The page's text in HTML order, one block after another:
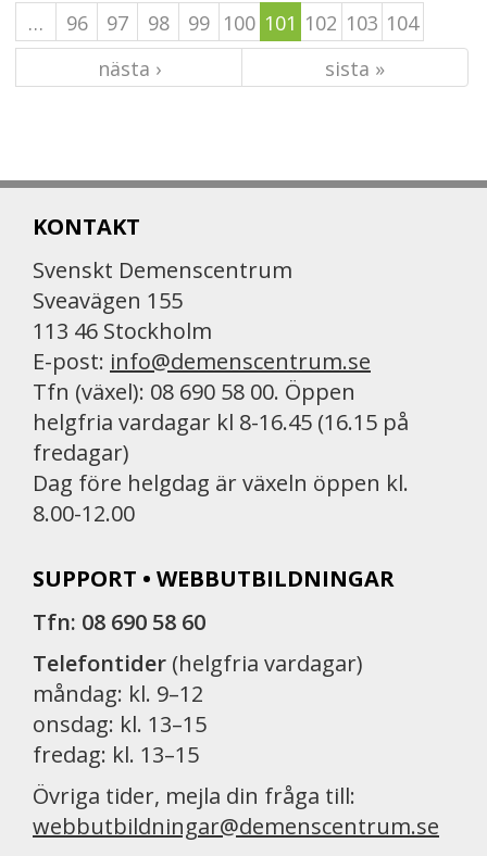
…
96 97 98 99 100 101 102 103 104
nästa ›
sista »
KONTAKT
Svenskt Demenscentrum
Sveavägen 155
113 46 Stockholm
E-post: info@demenscentrum.se
Tfn (växel): 08 690 58 00. Öppen
helgfria vardagar kl 8-16.45 (16.15 på
fredagar)
Dag före helgdag är växeln öppen kl.
8.00-12.00
SUPPORT • WEBBUTBILDNINGAR
Tfn: 08 690 58 60
Telefontider (helgfria vardagar)
måndag: kl. 9–12
onsdag: kl. 13–15
fredag: kl. 13–15
Övriga tider, mejla din fråga till:
webbutbildningar@demenscentrum.se